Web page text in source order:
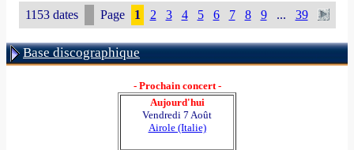
1153 dates Page 1 2 3 4 5 6 7 8 9 ... 39
Base discographique
- Prochain concert -
Aujourd'hui
Vendredi 7 Août
Airole (Italie)